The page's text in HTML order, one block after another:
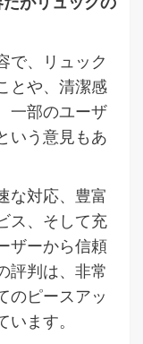
で、リュック
とや、清潔感
一部のユーザ
いう意見もあ
な対応、豊富
ス、そして充
ザーから信頼
評判は、非常
のピースアッ
ます。